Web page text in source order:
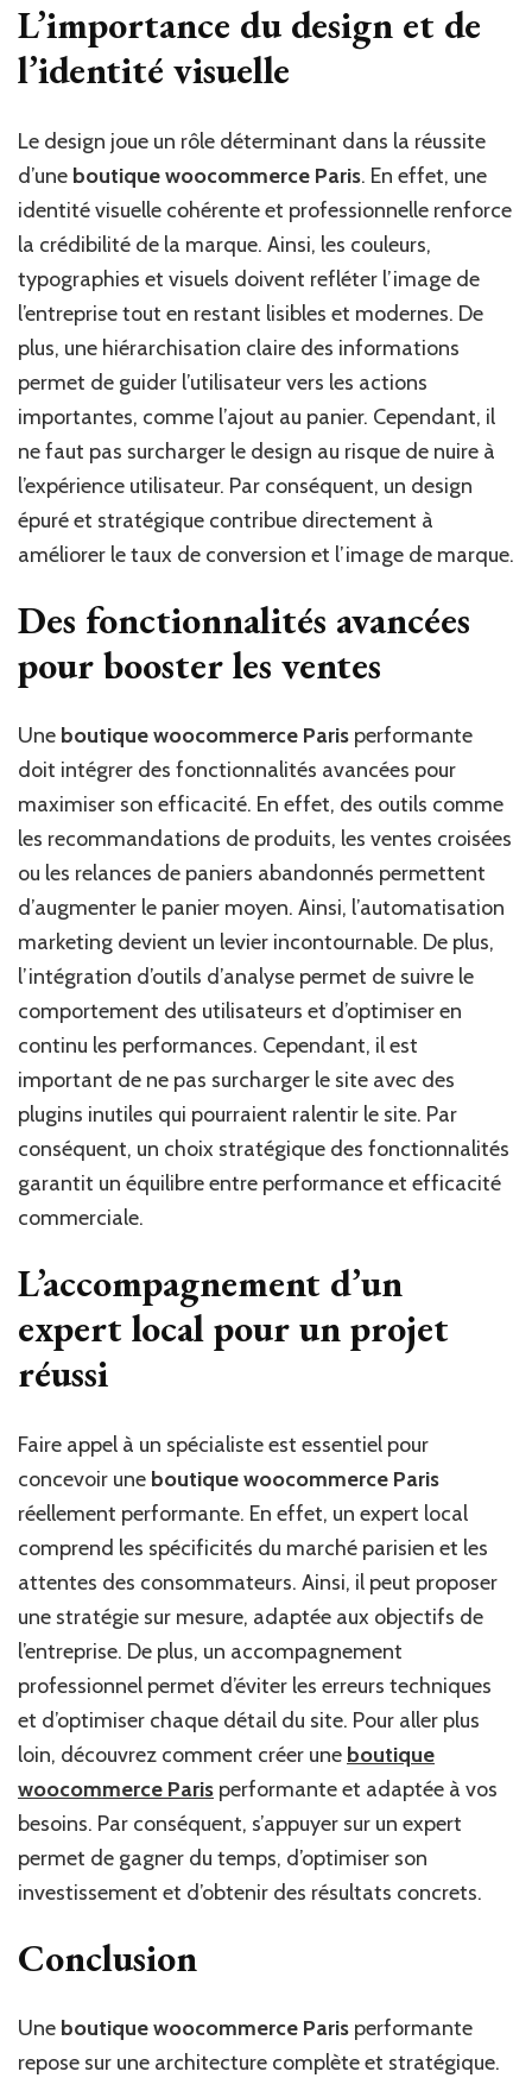
L’importance du design et de
l’identité visuelle
Le design joue un rôle déterminant dans la réussite
d’une boutique woocommerce Paris. En effet, une
identité visuelle cohérente et professionnelle renforce
la crédibilité de la marque. Ainsi, les couleurs,
typographies et visuels doivent refléter l’image de
l’entreprise tout en restant lisibles et modernes. De
plus, une hiérarchisation claire des informations
permet de guider l’utilisateur vers les actions
importantes, comme l’ajout au panier. Cependant, il
ne faut pas surcharger le design au risque de nuire à
l’expérience utilisateur. Par conséquent, un design
épuré et stratégique contribue directement à
améliorer le taux de conversion et l’image de marque.
Des fonctionnalités avancées
pour booster les ventes
Une boutique woocommerce Paris performante
doit intégrer des fonctionnalités avancées pour
maximiser son efficacité. En effet, des outils comme
les recommandations de produits, les ventes croisées
ou les relances de paniers abandonnés permettent
d’augmenter le panier moyen. Ainsi, l’automatisation
marketing devient un levier incontournable. De plus,
l’intégration d’outils d’analyse permet de suivre le
comportement des utilisateurs et d’optimiser en
continu les performances. Cependant, il est
important de ne pas surcharger le site avec des
plugins inutiles qui pourraient ralentir le site. Par
conséquent, un choix stratégique des fonctionnalités
garantit un équilibre entre performance et efficacité
commerciale.
L’accompagnement d’un
expert local pour un projet
réussi
Faire appel à un spécialiste est essentiel pour
concevoir une boutique woocommerce Paris
réellement performante. En effet, un expert local
comprend les spécificités du marché parisien et les
attentes des consommateurs. Ainsi, il peut proposer
une stratégie sur mesure, adaptée aux objectifs de
l’entreprise. De plus, un accompagnement
professionnel permet d’éviter les erreurs techniques
et d’optimiser chaque détail du site. Pour aller plus
loin, découvrez comment créer une boutique
woocommerce Paris performante et adaptée à vos
besoins. Par conséquent, s’appuyer sur un expert
permet de gagner du temps, d’optimiser son
investissement et d’obtenir des résultats concrets.
Conclusion
Une boutique woocommerce Paris performante
repose sur une architecture complète et stratégique.